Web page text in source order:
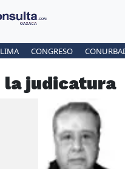
CONGRESO
la judicatura